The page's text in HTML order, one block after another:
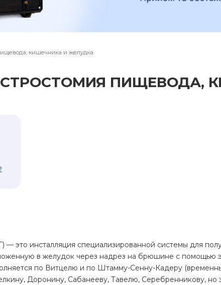
кишечника и желудка
ПИЩЕВОДА,
— это инсталляция специализированной системы для
в желудок через надрез на брюшине с помощью
по Витцелю и по Штамму-Сенну-Кадеру
Доронину, Сабанееву, Тавелю, Серебренникову,